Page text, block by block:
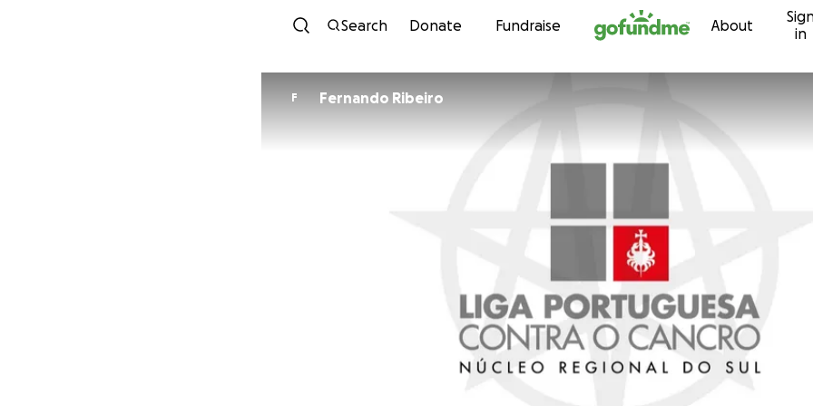
Skip to content
Search Donate Fundraise About
in
F Fernando Ribeiro